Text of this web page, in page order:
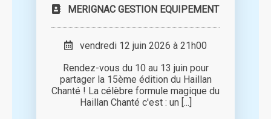
MERIGNAC GESTION EQUIPEMENT
vendredi 12 juin 2026 à 21h00
Rendez-vous du 10 au 13 juin pour
partager la 15ème édition du Haillan
Chanté ! La célèbre formule magique du
Haillan Chanté c'est : un [...]